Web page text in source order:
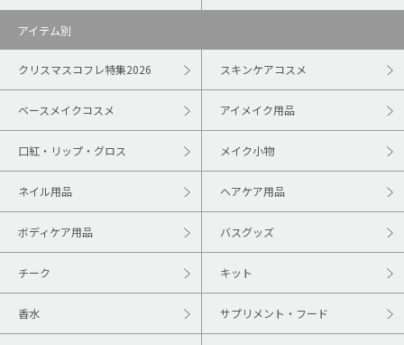
アイテム別
クリスマスコフレ特集2026 スキンケアコスメ
ベースメイクコスメ アイメイク用品
口紅・リップ・グロス メイク小物
ネイル用品 ヘアケア用品
ボディケア用品 バスグッズ
チーク キット
香水 サプリメント・フード